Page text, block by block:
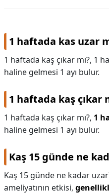
1 haftada kas uzar
1 haftada kaş çıkar mı?, 1
haline gelmesi 1 ayı bulur.
1 haftada kaş çıkar
1 haftada kaş çıkar mı?, 1
haline gelmesi 1 ayı bulur.
Kaş 15 günde ne
Kaş 15 günde ne kadar
ameliyatının etkisi,